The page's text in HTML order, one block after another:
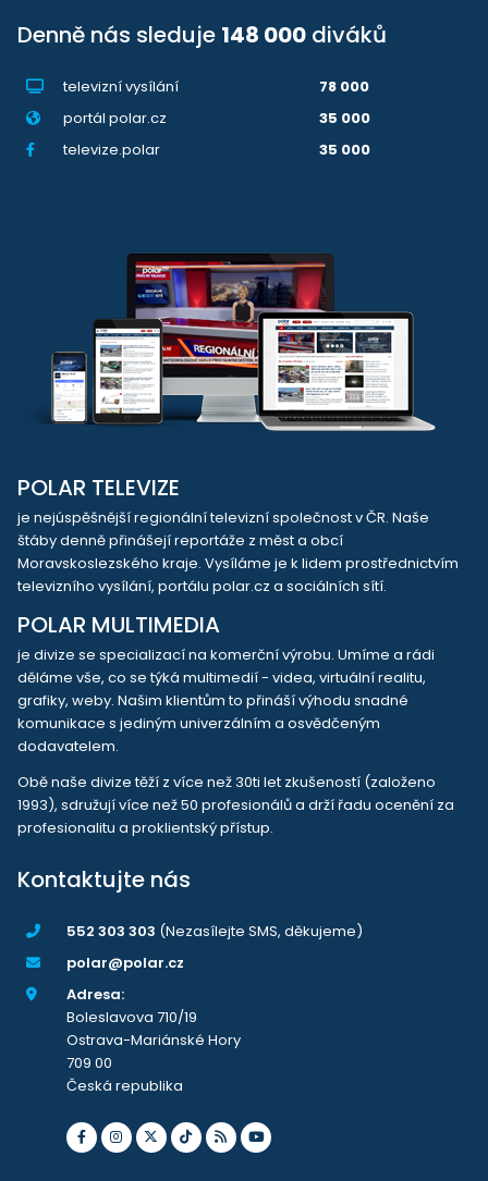
Denně nás sleduje 148 000 diváků
televizní vysílání
78 000
portál polar.cz
35 000
televize.polar
35 000
POLAR TELEVIZE
je nejúspěšnější regionální televizní společnost v ČR. Naše
štáby denně přinášejí reportáže z měst a obcí
Moravskoslezského kraje. Vysíláme je k lidem prostřednictvím
televizního vysílání, portálu polar.cz a sociálních sítí.
POLAR MULTIMEDIA
je divize se specializací na komerční výrobu. Umíme a rádi
děláme vše, co se týká multimedií - videa, virtuální realitu,
grafiky, weby. Našim klientům to přináší výhodu snadné
komunikace s jediným univerzálním a osvědčeným
dodavatelem.
Obě naše divize těží z více než 30ti let zkušeností (založeno
1993), sdružují více než 50 profesionálů a drží řadu ocenění za
profesionalitu a proklientský přístup.
Kontaktujte nás
552 303 303 (Nezasílejte SMS, děkujeme)
polar@polar.cz
Adresa:
Boleslavova 710/19
Ostrava-Mariánské Hory
709 00
Česká republika